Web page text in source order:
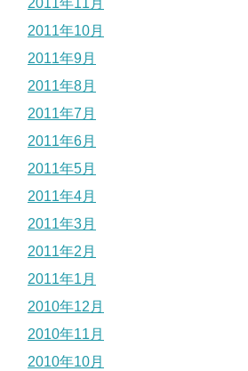
2011年11月
2011年10月
2011年9月
2011年8月
2011年7月
2011年6月
2011年5月
2011年4月
2011年3月
2011年2月
2011年1月
2010年12月
2010年11月
2010年10月